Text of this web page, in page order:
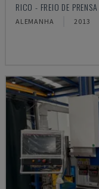
RICO - FREIO DE PRENSA
ALEMANHA 2013